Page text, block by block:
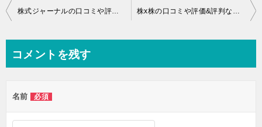
投
ビ
ー
シ
株式ジャーナルの口コミや評価&評判などを検証しました。 株x株の口コミや評価&評判などを検証しました。
コメントを残す
名前 必須